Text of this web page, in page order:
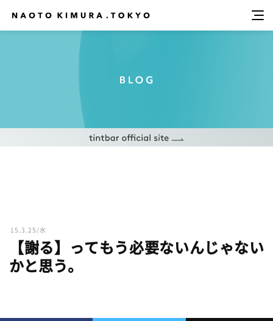
15.3.25/水
【謝る】ってもう必要ないんじゃない
かと思う。